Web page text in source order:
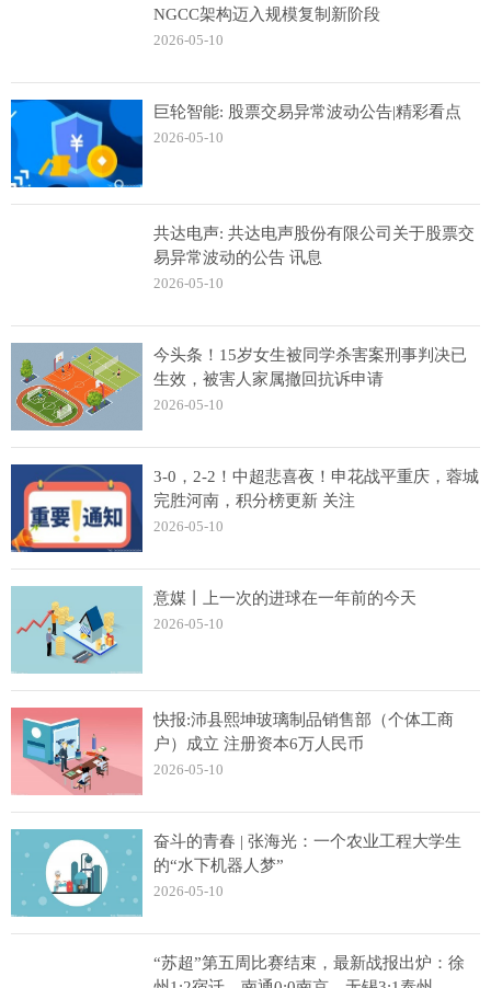
NGCC架构迈入规模复制新阶段
2026-05-10
巨轮智能: 股票交易异常波动公告|精彩看点
2026-05-10
共达电声: 共达电声股份有限公司关于股票交
易异常波动的公告 讯息
2026-05-10
今头条！15岁女生被同学杀害案刑事判决已
生效，被害人家属撤回抗诉申请
2026-05-10
3-0，2-2！中超悲喜夜！申花战平重庆，蓉城
完胜河南，积分榜更新 关注
2026-05-10
意媒丨上一次的进球在一年前的今天
2026-05-10
快报:沛县熙坤玻璃制品销售部（个体工商
户）成立 注册资本6万人民币
2026-05-10
奋斗的青春 | 张海光：一个农业工程大学生
的“水下机器人梦”
2026-05-10
“苏超”第五周比赛结束，最新战报出炉：徐